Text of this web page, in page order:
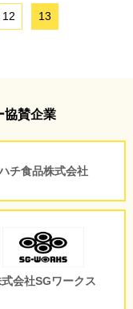
12 13
協賛企業
チ食品株式会社
会社SGワークス